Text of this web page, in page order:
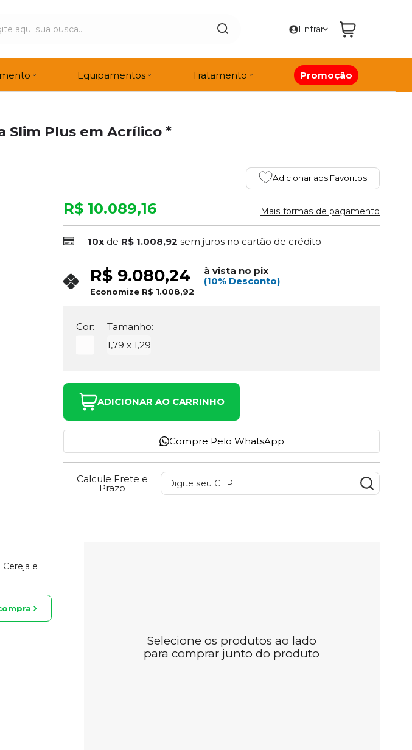
Entrar
Equipamentos Tratamento Promoção
Slim Plus em Acrílico *
Adicionar aos Favoritos
R$ 10.089,16 Mais formas de pagamento
10x de R$ 1.008,92 sem juros no cartão de crédito
R$ 9.080,24
à vista no pix
(10% Desconto)
Economize R$ 1.008,92
Cor:
Tamanho:
1,79 x 1,29
ADICIONAR AO CARRINHO
Compre Pelo WhatsApp
Calcule Frete e
Prazo
e
Selecione os produtos ao lado
para comprar junto do produto